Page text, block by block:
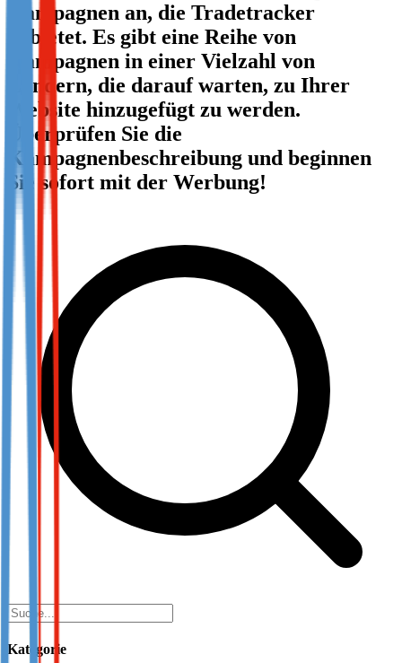
Not already our Publisher?
Kampagnen an, die Tradetracker
anbietet. Es gibt eine Reihe von
Kampagnen in einer Vielzahl von
Ländern, die darauf warten, zu Ihrer
Website hinzugefügt zu werden.
Überprüfen Sie die
Kampagnenbeschreibung und beginnen
Sie sofort mit der Werbung!
Kategorie